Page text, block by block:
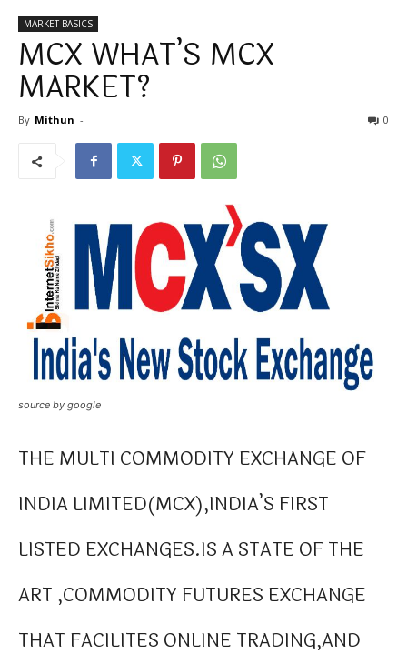
MARKET BASICS
MCX WHAT’S MCX
MARKET?
By Mithun - 0
source by google
THE MULTI COMMODITY EXCHANGE OF
INDIA LIMITED(MCX),INDIA’S FIRST
LISTED EXCHANGES.IS A STATE OF THE
ART ,COMMODITY FUTURES EXCHANGE
THAT FACILITES ONLINE TRADING,AND